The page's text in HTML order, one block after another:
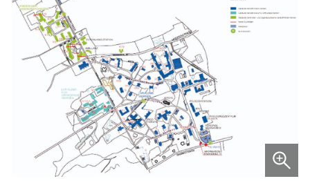
Die Hauptwege sind alle asphaltiert.
Haltestellen Süchteln LVR-Klinik, Süchteln
Orthopädie, Süchteln Jugendpsychiatrie (Anreise
speziellen Gebäuden auf dem Klinikgelände)
Fußweg: zwischen ca. 20m und 500m